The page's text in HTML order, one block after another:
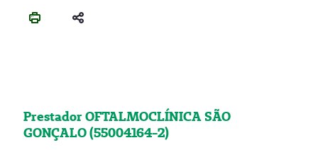
Prestador OFTALMOCLÍNICA SÃO
GONÇALO (55004164-2)